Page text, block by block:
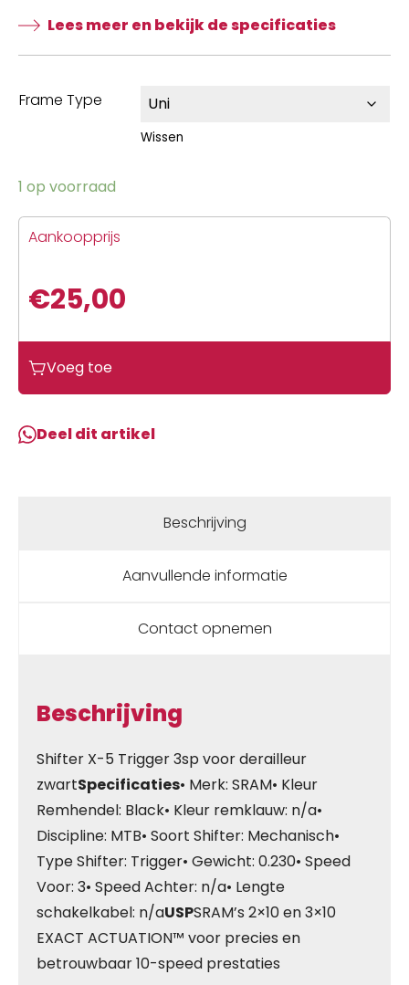
Lees meer en bekijk de specificaties
Frame Type
Wissen
1 op voorraad
Aankoopprijs
€25,00
Voeg toe
Deel dit artikel
Beschrijving
Aanvullende informatie
Contact opnemen
Beschrijving
Shifter X-5 Trigger 3sp voor derailleur
zwartSpecificaties• Merk: SRAM• Kleur
Remhendel: Black• Kleur remklauw: n/a•
Discipline: MTB• Soort Shifter: Mechanisch•
Type Shifter: Trigger• Gewicht: 0.230• Speed
Voor: 3• Speed Achter: n/a• Lengte
schakelkabel: n/aUSPSRAM’s 2×10 en 3×10
EXACT ACTUATION™ voor precies en
betrouwbaar 10-speed prestaties